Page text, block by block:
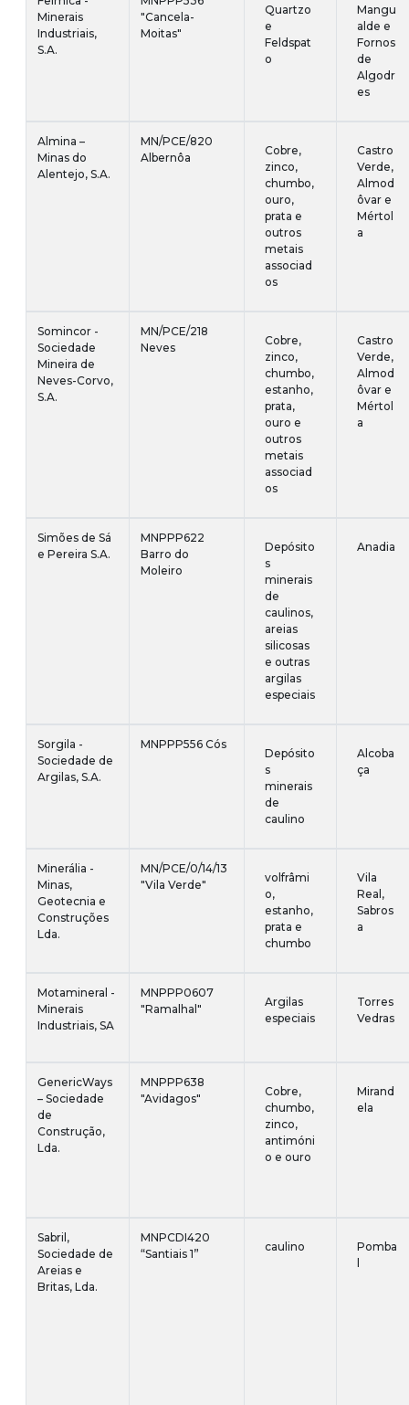
Minerais
Industriais,
S.A.
"Cancela-
Moitas"
Quartzo
e
Feldspat
o
Mangu
alde e
Fornos
de
Algodr
es
Almina –
Minas do
Alentejo, S.A.
MN/PCE/820
Albernôa
Cobre,
zinco,
chumbo,
ouro,
prata e
outros
metais
associad
os
Castro
Verde,
Almod
ôvar e
Mértol
a
Somincor -
Sociedade
Mineira de
Neves-Corvo,
S.A.
MN/PCE/218
Neves
Cobre,
zinco,
chumbo,
estanho,
prata,
ouro e
outros
metais
associad
os
Castro
Verde,
Almod
ôvar e
Mértol
a
Simões de Sá
e Pereira S.A.
MNPPP622
Barro do
Moleiro
Depósito
s
minerais
de
caulinos,
areias
silicosas
e outras
argilas
especiais
Anadia
Sorgila -
Sociedade de
Argilas, S.A.
MNPPP556 Cós
Depósito
s
minerais
de
caulino
Alcoba
ça
Minerália -
Minas,
Geotecnia e
Construções
Lda.
MN/PCE/0/14/13
"Vila Verde"
volfrâmi
o,
estanho,
prata e
chumbo
Vila
Real,
Sabros
a
Motamineral -
Minerais
Industriais, SA
MNPPP0607
"Ramalhal"
Argilas
especiais
Torres
Vedras
GenericWays
– Sociedade
de
Construção,
Lda.
MNPPP638
"Avidagos"
Cobre,
chumbo,
zinco,
antimóni
o e ouro
Mirand
ela
Sabril,
Sociedade de
Areias e
Britas, Lda.
MNPCDI420
“Santiais 1”
caulino
Pomba
l